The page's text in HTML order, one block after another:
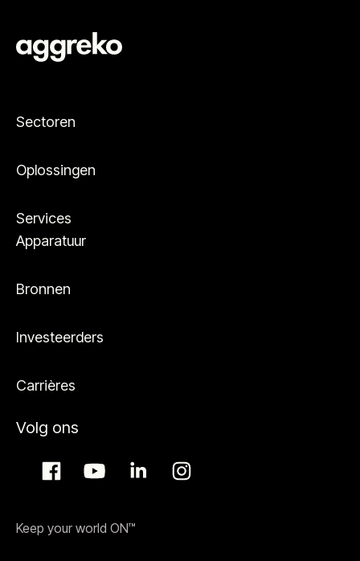
Sectoren
Oplossingen
Services
Apparatuur
Bronnen
Investeerders
Carrières
Volg ons
Keep your world ON™